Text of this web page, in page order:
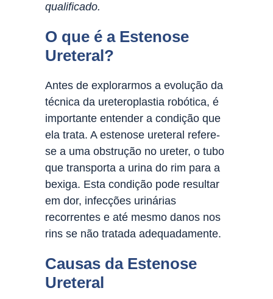
qualificado.
O que é a Estenose
Ureteral?
Antes de explorarmos a evolução da
técnica da ureteroplastia robótica, é
importante entender a condição que
ela trata. A estenose ureteral refere-
se a uma obstrução no ureter, o tubo
que transporta a urina do rim para a
bexiga. Esta condição pode resultar
em dor, infecções urinárias
recorrentes e até mesmo danos nos
rins se não tratada adequadamente.
Causas da Estenose
Ureteral